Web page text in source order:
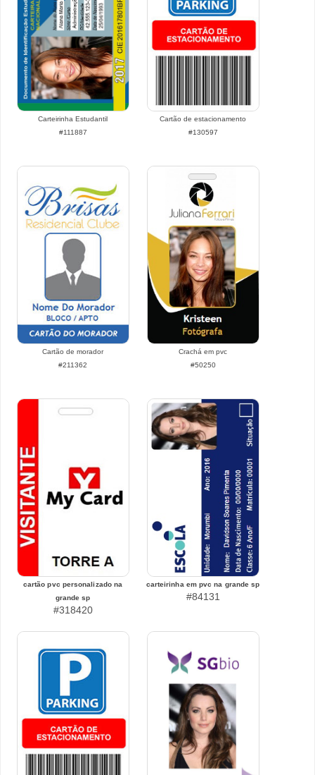
Carteirinha Estudantil
#111887
Cartão de estacionamento
#130597
Cartão de morador
#211362
Crachá em pvc
#50250
cartão pvc personalizado na
grande sp
#318420
carteirinha em pvc na grande sp
#84131